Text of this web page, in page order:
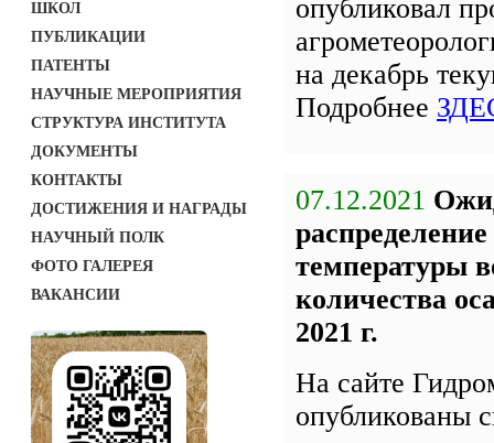
ШКОЛ
ПУБЛИКАЦИИ
ПАТЕНТЫ
НАУЧНЫЕ МЕРОПРИЯТИЯ
СТРУКТУРА ИНСТИТУТА
ДОКУМЕНТЫ
КОНТАКТЫ
ДОСТИЖЕНИЯ И НАГРАДЫ
НАУЧНЫЙ ПОЛК
ФОТО ГАЛЕРЕЯ
ВАКАНСИИ
опубликовал
на декабрь
Подробнее
07.12.2021
температуры
количества
2021 г.
На сайте
опубликованы